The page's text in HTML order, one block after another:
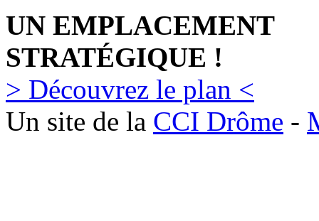
UN EMPLACEMENT
STRATÉGIQUE !
> Découvrez le plan <
Un site de la CCI Drôme -